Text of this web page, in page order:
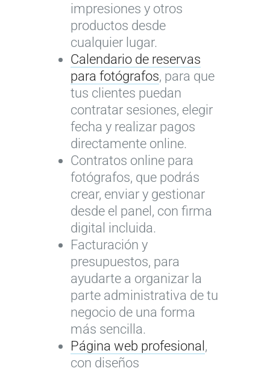
impresiones y otros
productos desde
cualquier lugar.
Calendario de reservas
para fotógrafos, para que
tus clientes puedan
contratar sesiones, elegir
fecha y realizar pagos
directamente online.
Contratos online para
fotógrafos, que podrás
crear, enviar y gestionar
desde el panel, con firma
digital incluida.
Facturación y
presupuestos, para
ayudarte a organizar la
parte administrativa de tu
negocio de una forma
más sencilla.
Página web profesional ,
con diseños